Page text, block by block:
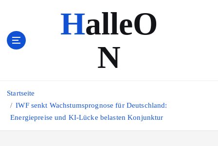
HalleO
N
Startseite
IWF senkt Wachstumsprognose für Deutschland:
Energiepreise und KI-Lücke belasten Konjunktur